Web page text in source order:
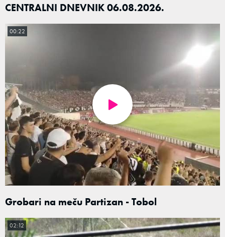
CENTRALNI DNEVNIK 06.08.2026.
Grobari na meču Partizan - Tobol
00:22
02:12